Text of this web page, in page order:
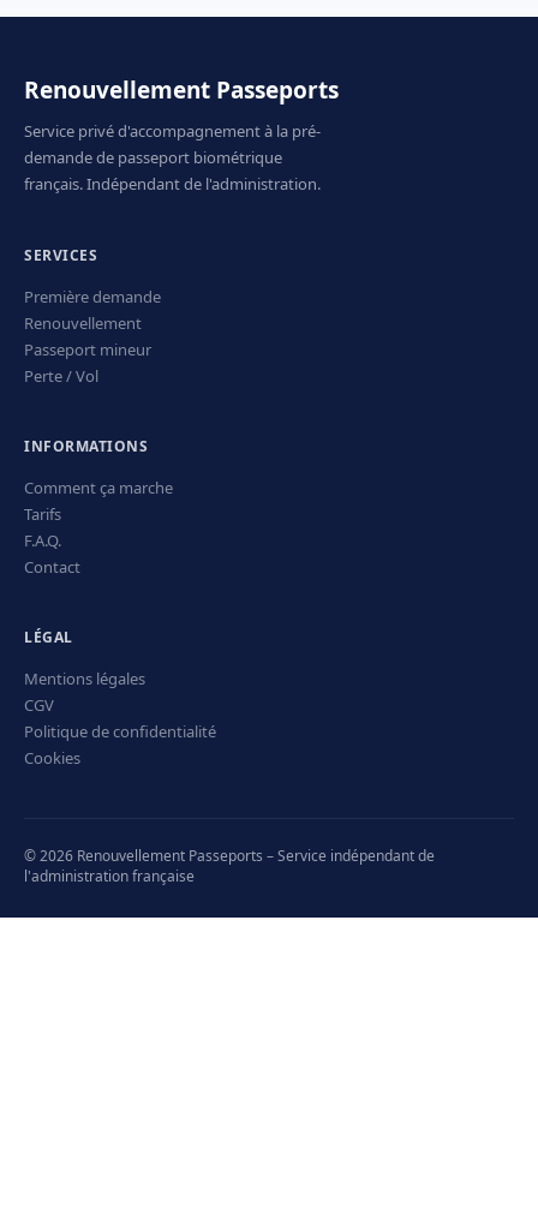
Renouvellement Passeports
Service privé d'accompagnement à la pré-
demande de passeport biométrique
français. Indépendant de l'administration.
SERVICES
Première demande
Renouvellement
Passeport mineur
Perte / Vol
INFORMATIONS
Comment ça marche
Tarifs
F.A.Q.
Contact
LÉGAL
Mentions légales
CGV
Politique de confidentialité
Cookies
© 2026 Renouvellement Passeports – Service indépendant de
l'administration française